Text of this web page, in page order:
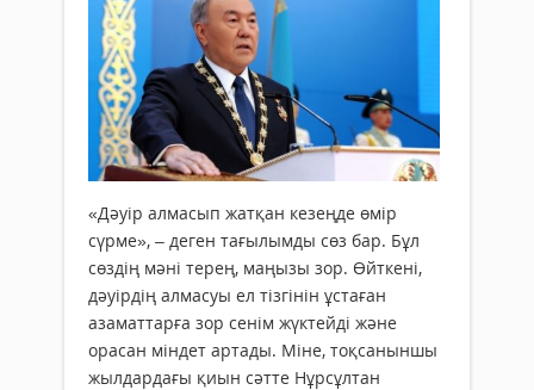
«Дәуір алмасып жатқан кезеңде өмір
сүрме», – деген тағылымды сөз бар. Бұл
сөздің мәні терең, маңызы зор. Өйткені,
дәуірдің алмасуы ел тізгінін ұстаған
азаматтарға зор сенім жүктейді және
орасан міндет артады. Міне, тоқсаныншы
жылдардағы қиын сәтте Нұрсұлтан